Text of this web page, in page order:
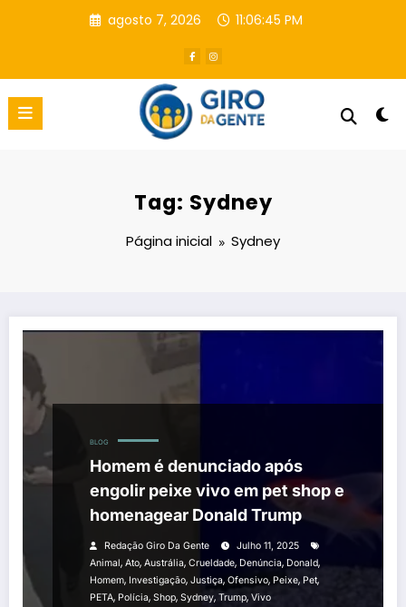
agosto 7, 2026 11:06:46 PM
Tag: Sydney
Página inicial Sydney
BLOG
Homem é denunciado após
engolir peixe vivo em pet shop e
homenagear Donald Trump
Redação Giro Da Gente
Julho 11, 2025
Animal, Ato, Austrália, Crueldade, Denúncia, Donald,
Homem, Investigação, Justiça, Ofensivo, Peixe, Pet,
PETA, Polícia, Shop, Sydney, Trump, Vivo